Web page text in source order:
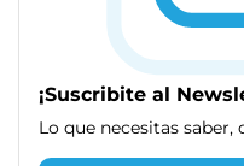
¡Suscribite al
Lo que necesitas saber,